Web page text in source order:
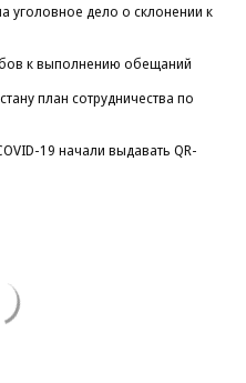
уголовное дело о склонении к
к выполнению обещаний
план сотрудничества по
19 начали выдавать QR-